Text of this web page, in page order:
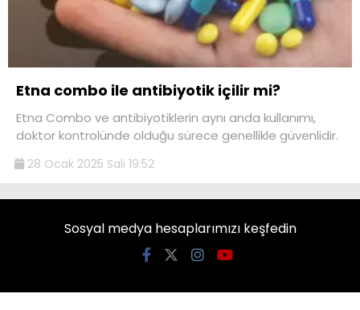
Etna combo ile antibiyotik içilir mi?
Etna Combo ve antibiyotiklerin aynı anda kullanımı,
doktor kontrolünde olduğu sürece genellikle güvenlidir.
28 Ocak 2025 Salı 19:52
Sosyal medya hesaplarımızı keşfedin